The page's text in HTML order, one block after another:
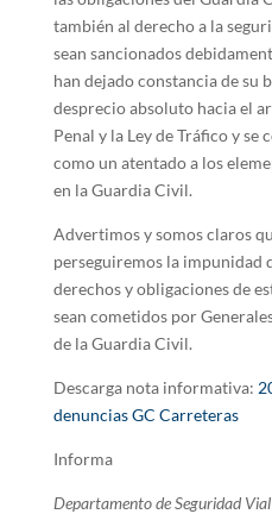
también al derecho a la
sean sancionados
han dejado constancia de su
desprecio absoluto hacia el
Penal y la Ley de Tráfico y se
como un atentado a los
en la Guardia Civil.
Advertimos y somos claros
perseguiremos la impunidad
derechos y obligaciones de
sean cometidos por
de la Guardia Civil.
Descarga nota informativa:
denuncias GC Carreteras
Informa
Departamento de Seguridad Vial